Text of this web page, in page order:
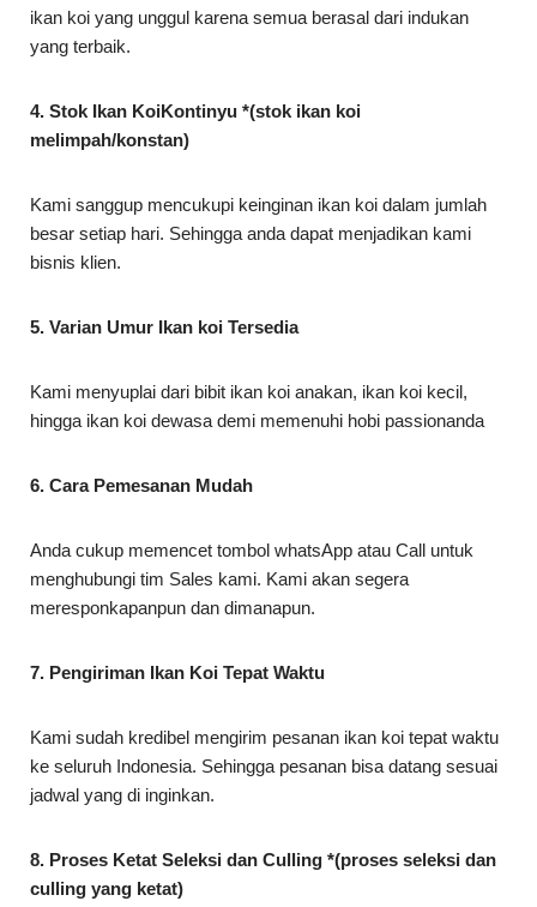
ikan koi yang unggul karena semua berasal dari indukan
yang terbaik.
4. Stok Ikan KoiKontinyu *(stok ikan koi
melimpah/konstan)
Kami sanggup mencukupi keinginan ikan koi dalam jumlah
besar setiap hari. Sehingga anda dapat menjadikan kami
bisnis klien.
5. Varian Umur Ikan koi Tersedia
Kami menyuplai dari bibit ikan koi anakan, ikan koi kecil,
hingga ikan koi dewasa demi memenuhi hobi passionanda
6. Cara Pemesanan Mudah
Anda cukup memencet tombol whatsApp atau Call untuk
menghubungi tim Sales kami. Kami akan segera
meresponkapanpun dan dimanapun.
7. Pengiriman Ikan Koi Tepat Waktu
Kami sudah kredibel mengirim pesanan ikan koi tepat waktu
ke seluruh Indonesia. Sehingga pesanan bisa datang sesuai
jadwal yang di inginkan.
8. Proses Ketat Seleksi dan Culling *(proses seleksi dan
culling yang ketat)